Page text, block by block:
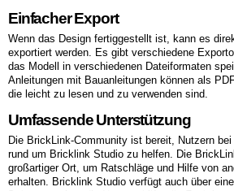
Einfacher Export
Wenn das Design fertiggestellt ist, kann es
exportiert werden. Es gibt verschiedene
das Modell in verschiedenen Dateiformaten
Anleitungen mit Bauanleitungen können als
die leicht zu lesen und zu verwenden sind.
Umfassende Unterstützung
Die BrickLink-Community ist bereit, Nutzern
rund um Bricklink Studio zu helfen. Die
großartiger Ort, um Ratschläge und Hilfe von
erhalten. Bricklink Studio verfügt auch über